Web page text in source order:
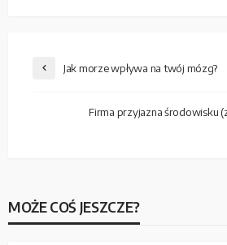
Jak morze wpływa na twój mózg?
Firma przyjazna środowisku
MOŻE COŚ JESZCZE?